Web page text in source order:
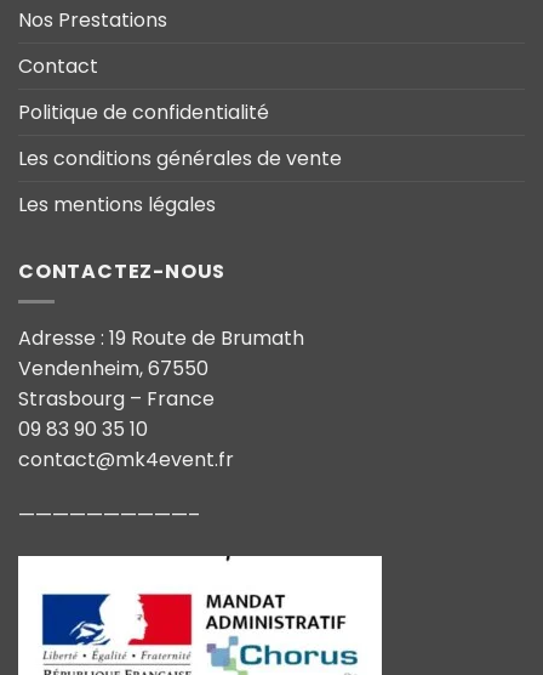
Nos Prestations
Contact
Politique de confidentialité
Les conditions générales de vente
Les mentions légales
CONTACTEZ-NOUS
Adresse : 19 Route de Brumath
Vendenheim, 67550
Strasbourg – France
09 83 90 35 10
contact@mk4event.fr
——————————–